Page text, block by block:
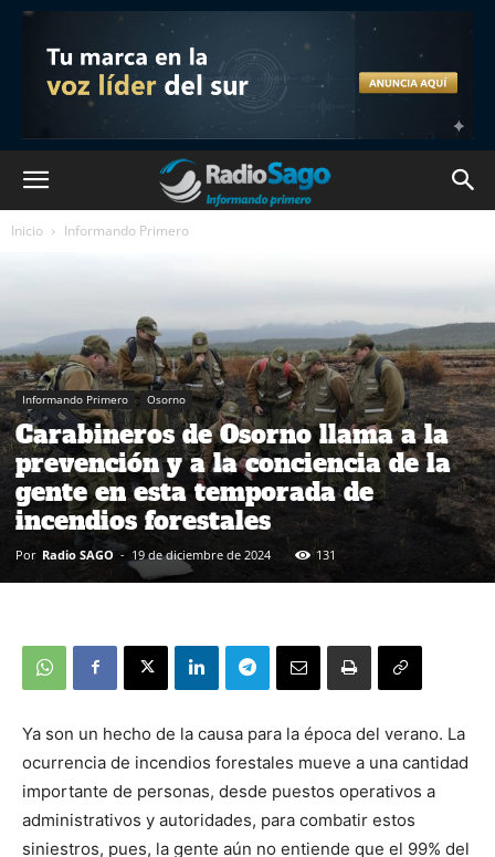
Inicio Informando Primero
Informando Primero Osorno
Carabineros de Osorno llama a la
prevención y a la conciencia de la
gente en esta temporada de
incendios forestales
Por Radio SAGO - 19 de diciembre de 2024 131
Ya son un hecho de la causa para la época del verano. La
ocurrencia de incendios forestales mueve a una cantidad
importante de personas, desde puestos operativos a
administrativos y autoridades, para combatir estos
siniestros, pues, la gente aún no entiende que el 99% del